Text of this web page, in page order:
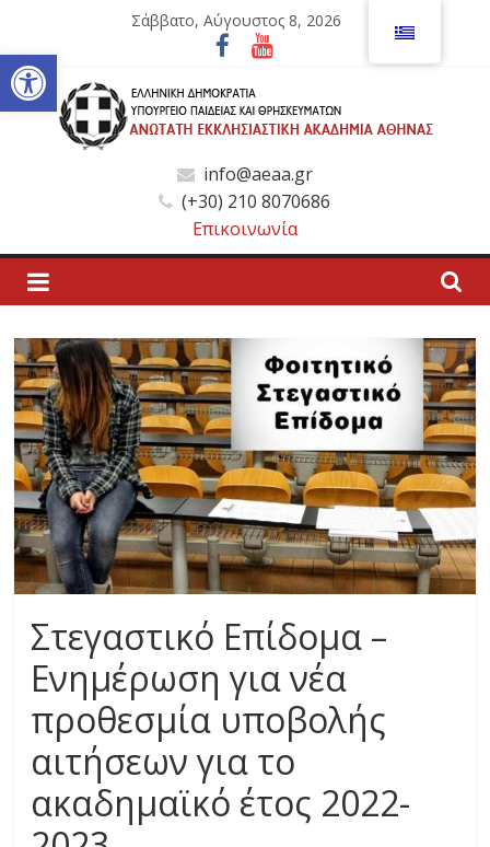
Ανοίξτε τη γραμμή εργαλείων
περιεχόμενο
Σάββατο, Αύγουστος 8, 2026
Ανώτατη
Εκκλησιαστική
Ακαδημία
Αθηνών
Ανώτατη
Εκκλησιαστική
Ακαδημία
Αθηνών
info@aeaa.gr
(+30) 210 8070686
Επικοινωνία
Στεγαστικό Επίδομα –
Ενημέρωση για νέα
προθεσμία υποβολής
αιτήσεων για το
ακαδημαϊκό έτος 2022-